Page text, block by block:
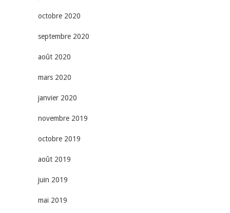
octobre 2020
septembre 2020
août 2020
mars 2020
janvier 2020
novembre 2019
octobre 2019
août 2019
juin 2019
mai 2019